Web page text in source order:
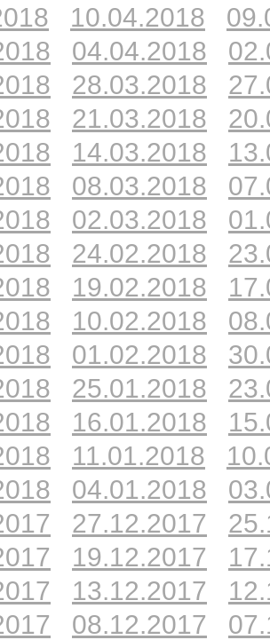
10.04.2018
04.04.2018
28.03.2018
21.03.2018
14.03.2018
08.03.2018
02.03.2018
24.02.2018
19.02.2018
10.02.2018
01.02.2018
25.01.2018
16.01.2018
11.01.2018
04.01.2018
27.12.2017
19.12.2017
13.12.2017
08.12.2017